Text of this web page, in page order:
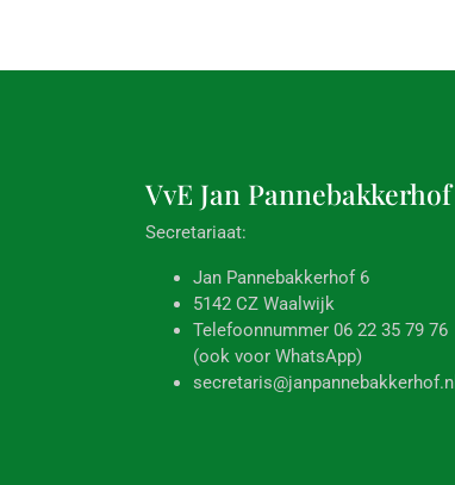
VvE Jan Pannebakkerhof
Secretariaat:
Jan Pannebakkerhof 6
5142 CZ Waalwijk
Telefoonnummer 06 22 35 79 76
(ook voor WhatsApp)
secretaris@janpannebakkerhof.nl